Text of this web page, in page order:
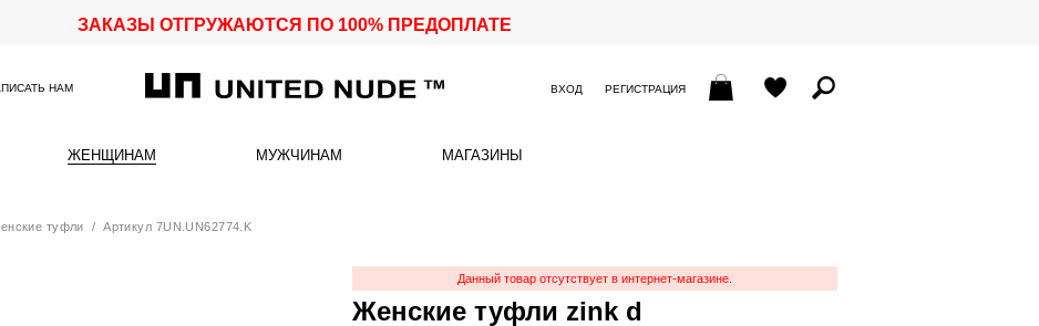
ЗАКАЗЫ ОТГРУЖАЮТСЯ ПО 100% ПРЕДОПЛАТЕ
НАМ ВХОД РЕГИСТРАЦИЯ
ЖЕНЩИНАМ МУЖЧИНАМ МАГАЗИНЫ
туфли / Артикул 7UN.UN62774.K
Данный товар отсутствует в интернет-магазине.
Женские туфли zink d